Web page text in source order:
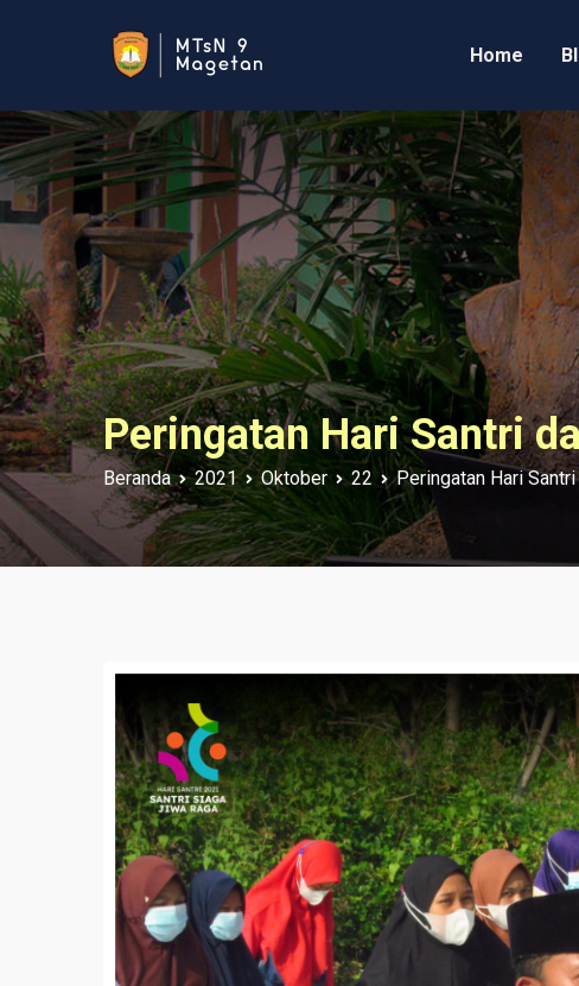
Official Website MTsN 9
Home
Peringatan Hari Santri
Beranda 2021 Oktober 22 Peringatan Hari